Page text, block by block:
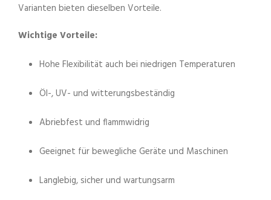
Varianten bieten dieselben Vorteile.
Wichtige Vorteile:
Hohe Flexibilität auch bei niedrigen Temperaturen
Öl-, UV- und witterungsbeständig
Abriebfest und flammwidrig
Geeignet für bewegliche Geräte und Maschinen
Langlebig, sicher und wartungsarm